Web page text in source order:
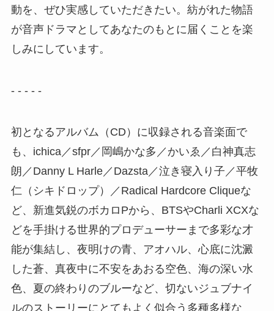
動を、ぜひ実感していただきたい。紡がれた物語
が音声ドラマとしてあなたのもとに届くことを楽
しみにしています。
- - - - -
初となるアルバム（CD）に収録される音楽面で
も、ichica／sfpr／岡嶋かな多／かいゑ／白神真志
朗／Danny L Harle／Dazsta／泣き寝入り子／平牧
仁（シキドロップ）／Radical Hardcore Cliqueな
ど、新進気鋭のボカロPから、BTSやCharli XCXな
どを手掛ける世界的プロデューサーまで多彩な才
能が集結し、夜明けの青、アオハル、心底に沈澱
した蒼、真夜中に不安をあおる空色、海の深い水
色、夏の終わりのブルーなど、切ないジュブナイ
ルのストーリーにとてもよく似合う多種多様な